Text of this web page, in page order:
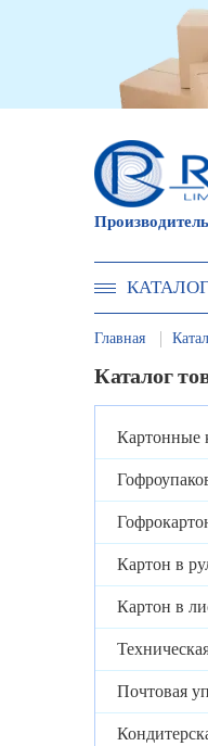
Главная
Каталог
Картонные
Картон в
Картон в
Почтовая